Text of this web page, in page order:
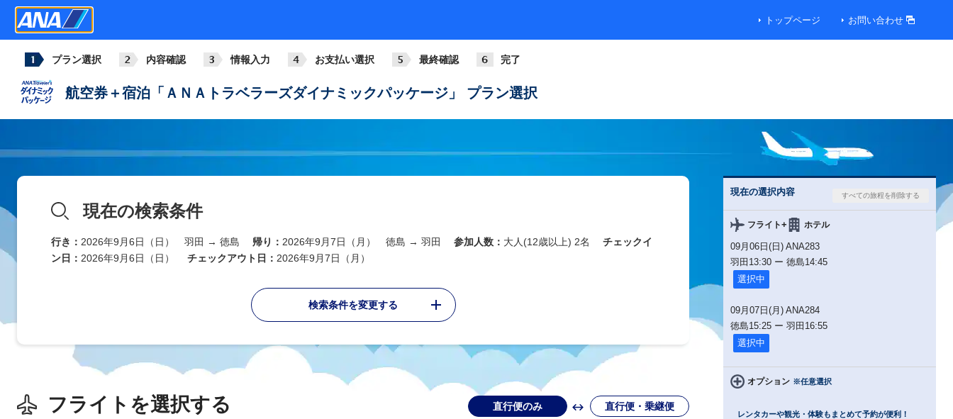
トップページ お問い合わせ
プラン選択 内容確認 情報入力 お支払い選択 最終確認 完了
航空券＋宿泊「ＡＮＡトラベラーズダイナミックパッケージ」 プラン選択
現在の検索条件
行き： 2026年9月6日（日） 羽田 → 徳島 帰り： 2026年9月7日（月） 徳島 → 羽田 参加人数： 大人(12歳以上) 2名
チェックイ
ン日： 2026年9月6日（日） チェックアウト日： 2026年9月7日（月）
検索条件を変更する
フライトを選択する 直行便のみ 直行便・乗継便
現在の選択内容
フライト+ ホテル
09月06日(日) ANA283
羽田 13:30 ー 徳島14:45
選択中
09月07日(月) ANA284
徳島15:25 ー 羽田 16:55
選択中
オプション ※任意選択
レンタカーや観光・体験もまとめて予約が便利！